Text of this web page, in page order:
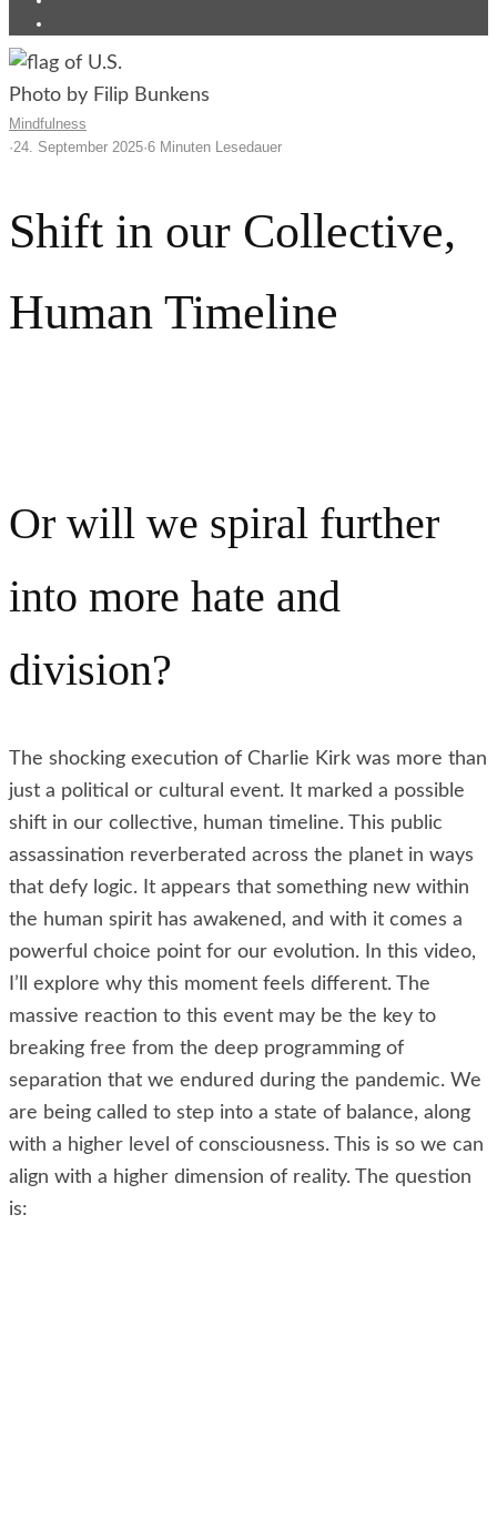
Photo by Filip Bunkens
Mindfulness
·24. September 2025·6 Minuten Lesedauer
Shift in our Collective,
Human Timeline
Or will we spiral further
into more hate and
division?
The shocking execution of Charlie Kirk was more than
just a political or cultural event. It marked a possible
shift in our collective, human timeline. This public
assassination reverberated across the planet in ways
that defy logic. It appears that something new within
the human spirit has awakened, and with it comes a
powerful choice point for our evolution. In this video,
I’ll explore why this moment feels different. The
massive reaction to this event may be the key to
breaking free from the deep programming of
separation that we endured during the pandemic. We
are being called to step into a state of balance, along
with a higher level of consciousness. This is so we can
align with a higher dimension of reality. The question
is: